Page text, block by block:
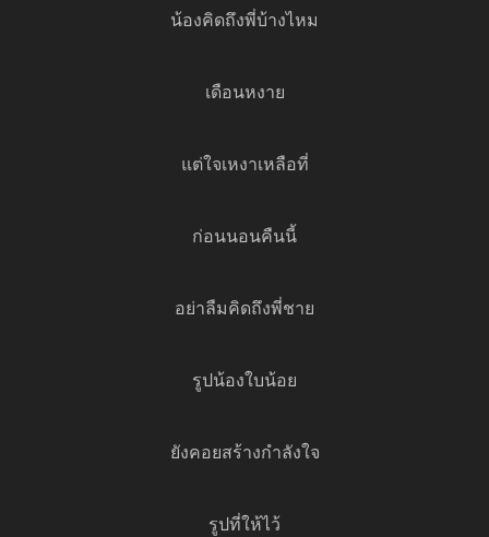
น้องคิดถึงพี่บ้างไหม
เดือนหงาย
แต่ใจเหงาเหลือที่
ก่อนนอนคืนนี้
อย่าลืมคิดถึงพี่ชาย
รูปน้องใบน้อย
ยังคอยสร้างกำลังใจ
รูปที่ให้ไว้